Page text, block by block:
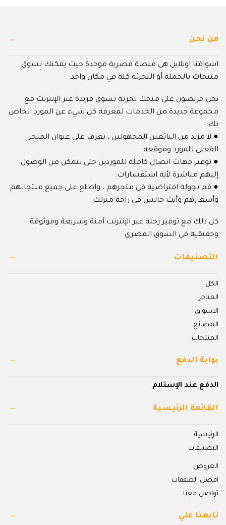
من نحن
اسواقنا اونلاين هى منصة مصرية موحدة حيث يمكنك تسوق
منتجات بالجملة أو التجزئة كله في مكان واحد.
نحن حريصون على منحك تجربة تسوق فريدة عبر الإنترنت مع
مجموعة جديدة من الخدمات لمعرفة كل شيء عن المورد الخاص
بك:
● لا مزيد من البائعين المجهولين ، تعرف على عنوان المتجر
الفعلي للمورد وموقعه.
● توفير جهات اتصال كاملة للموردين حتى تتمكن من الوصول
إليهم مباشرة لأية استفسارات.
● قم بجولة افتراضية في متجرهم ، واطلع على جميع منتجاتهم
وأسعارهم وأنت جالس في راحة منزلك.
كل ذلك مع توفير رحلة عبر الإنترنت آمنة وسريعة وموثوقة
وحقيقية في السوق المصري.
التصنيفات
الكل
المتاجر
الاسواق
المصانع
المنتجات
بوابة الدفع
الدفع عند الإستلام
القائمة الرئيسية
الرئيسية
التصنيفات
العروض
افضل الصفقات
تواصل معنا
تابعنا علي